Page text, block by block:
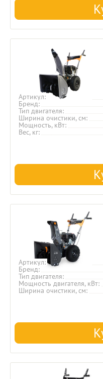
Артикул
Бренд
Тип двигателя
Ширина очистики, см
Мощность, кВт
Вес, кг
Артикул
Бренд
Тип двигателя
Мощность двигателя, кВт
Ширина очистики, см